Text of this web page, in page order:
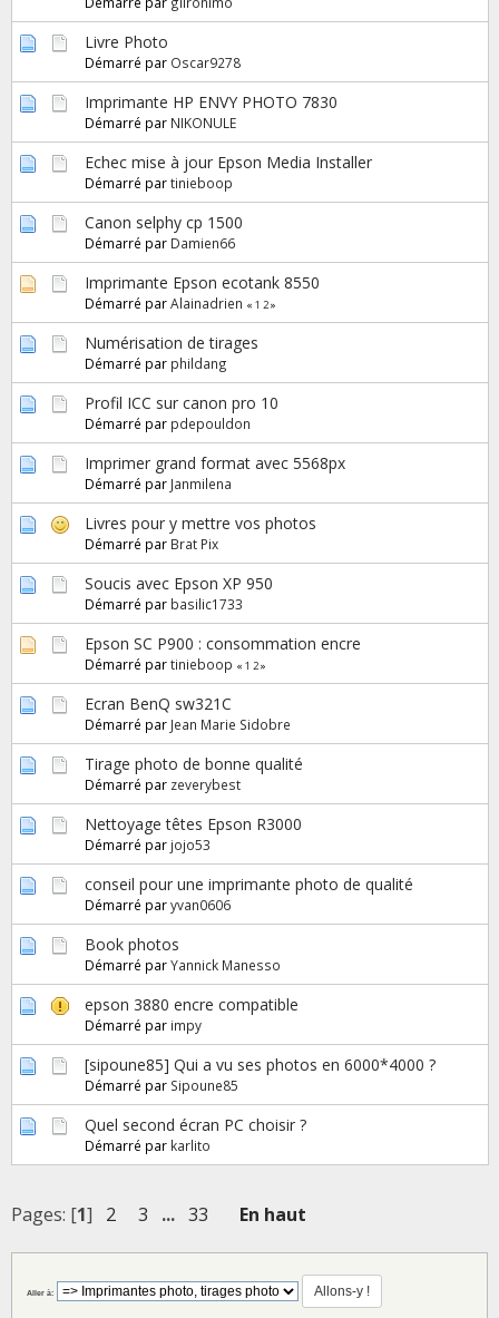
Livre Photo
Démarré par Oscar9278
Imprimante HP ENVY PHOTO 7830
Démarré par NIKONULE
Echec mise à jour Epson Media Installer
Démarré partinieboop
Canon selphy cp 1500
Démarré par Damien66
Imprimante Epson ecotank 8550
Démarré parAlainadrien « 1 2»
Numérisation de tirages
Démarré par phildang
Profil ICC sur canon pro 10
Démarré par pdepouldon
Imprimer grand format avec 5568px
Démarré par Janmilena
Livres pour y mettre vos photos
Démarré par Brat Pix
Soucis avec Epson XP 950
Démarré par basilic1733
Epson SC P900 : consommation encre
Démarré partinieboop « 1 2»
Ecran BenQ sw321C
Démarré par Jean Marie Sidobre
Tirage photo de bonne qualité
Démarré par zeverybest
Nettoyage têtes Epson R3000
Démarré par jojo53
conseil pour une imprimante photo de qualité
Démarré paryvan0606
Book photos
Démarré parYannick Manesso
epson 3880 encre compatible
Démarré par impy
[sipoune85] Qui a vu ses photos en 6000*4000 ?
Démarré par Sipoune85
Quel second écran PC choisir ?
Démarré par karlito
Pages: [1] 2 3 ... 33 En haut
Aller à: